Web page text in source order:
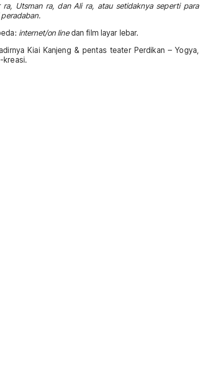
ra, Utsman ra, dan Ali ra, atau setidaknya seperti para
internet/on linedan film layar lebar.
Kiai Kanjeng & pentas teater Perdikan – Yogya,
kreasi.